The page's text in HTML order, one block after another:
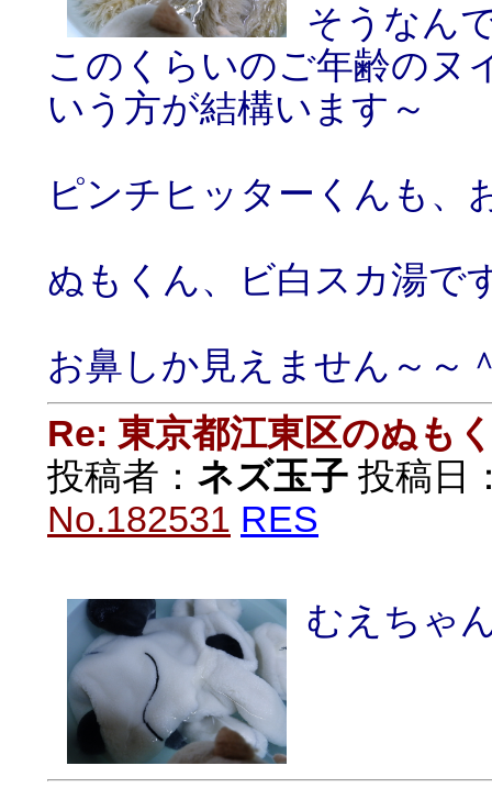
そうなん
このくらいのご年齢のヌ
いう方が結構います～
ピンチヒッターくんも、
ぬもくん、ビ白スカ湯で
お鼻しか見えません～～
Re: 東京都江東区のぬも
投稿者： ネズ玉子 投稿日
No.182531 RES
むえちゃ